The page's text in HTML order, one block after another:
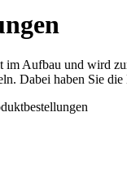
im Aufbau und wird
Dabei haben Sie